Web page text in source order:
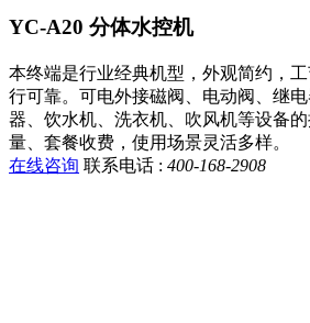
YC-A20 分体水控机
本终端是行业经典机型，外观简约，
行可靠。可电外接磁阀、电动阀、继
器、饮水机、洗衣机、吹风机等设备
量、套餐收费，使用场景灵活多样。
在线咨询 联系电话 : 400-168-2908